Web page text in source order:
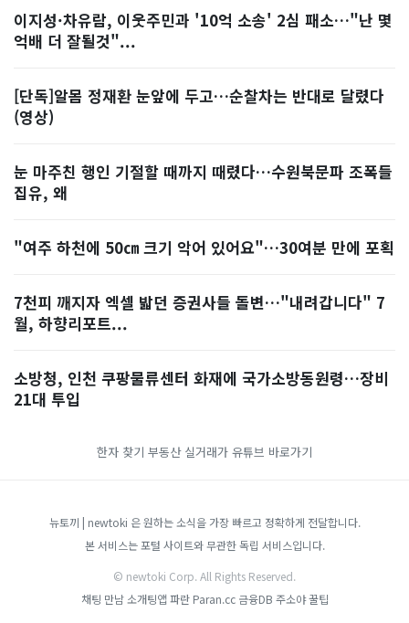
이지성·차유람, 이웃주민과 '10억 소송' 2심 패소…"난 몇
억배 더 잘될것"...
[단독]알몸 정재환 눈앞에 두고…순찰차는 반대로 달렸다
(영상)
눈 마주친 행인 기절할 때까지 때렸다…수원북문파 조폭들
집유, 왜
"여주 하천에 50㎝ 크기 악어 있어요"…30여분 만에 포획
7천피 깨지자 엑셀 밟던 증권사들 돌변…"내려갑니다" 7
월, 하향리포트...
소방청, 인천 쿠팡물류센터 화재에 국가소방동원령…장비
21대 투입
한자 찾기 부동산 실거래가 유튜브 바로가기
뉴토끼 | newtoki 은 원하는 소식을 가장 빠르고 정확하게 전달합니다.
본 서비스는 포털 사이트와 무관한 독립 서비스입니다.
© newtoki Corp. All Rights Reserved.
채팅 만남 소개팅앱 파란 Paran.cc 금융DB 주소야 꿀팁